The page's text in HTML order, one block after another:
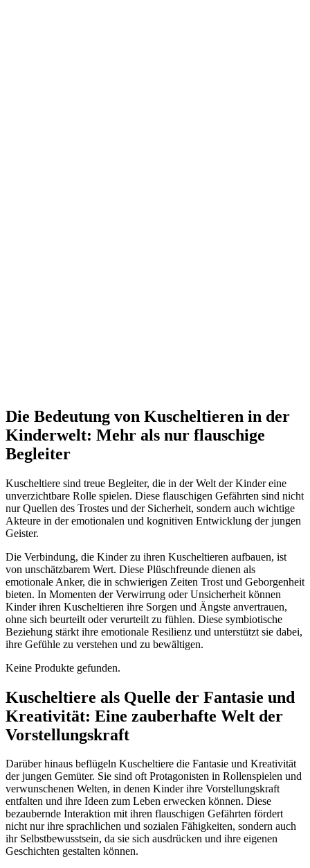
Die Bedeutung von Kuscheltieren in der
Kinderwelt: Mehr als nur flauschige
Begleiter
Kuscheltiere sind treue Begleiter, die in der Welt der Kinder eine
unverzichtbare Rolle spielen. Diese flauschigen Gefährten sind nicht
nur Quellen des Trostes und der Sicherheit, sondern auch wichtige
Akteure in der emotionalen und kognitiven Entwicklung der jungen
Geister.
Die Verbindung, die Kinder zu ihren Kuscheltieren aufbauen, ist
von unschätzbarem Wert. Diese Plüschfreunde dienen als
emotionale Anker, die in schwierigen Zeiten Trost und Geborgenheit
bieten. In Momenten der Verwirrung oder Unsicherheit können
Kinder ihren Kuscheltieren ihre Sorgen und Ängste anvertrauen,
ohne sich beurteilt oder verurteilt zu fühlen. Diese symbiotische
Beziehung stärkt ihre emotionale Resilienz und unterstützt sie dabei,
ihre Gefühle zu verstehen und zu bewältigen.
Keine Produkte gefunden.
Kuscheltiere als Quelle der Fantasie und
Kreativität: Eine zauberhafte Welt der
Vorstellungskraft
Darüber hinaus beflügeln Kuscheltiere die Fantasie und Kreativität
der jungen Gemüter. Sie sind oft Protagonisten in Rollenspielen und
verwunschenen Welten, in denen Kinder ihre Vorstellungskraft
entfalten und ihre Ideen zum Leben erwecken können. Diese
bezaubernde Interaktion mit ihren flauschigen Gefährten fördert
nicht nur ihre sprachlichen und sozialen Fähigkeiten, sondern auch
ihr Selbstbewusstsein, da sie sich ausdrücken und ihre eigenen
Geschichten gestalten können.